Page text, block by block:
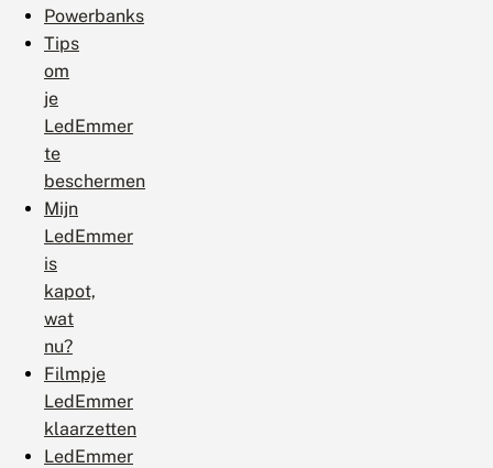
Powerbanks
Tips
om
je
LedEmmer
te
beschermen
Mijn
LedEmmer
is
kapot,
wat
nu?
Filmpje
LedEmmer
klaarzetten
LedEmmer